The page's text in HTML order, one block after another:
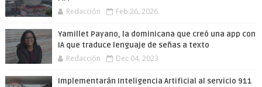
Redacción Feb 26, 2026
Yamillet Payano, la dominicana que creó una app con
IA que traduce lenguaje de señas a texto
Redacción Dec 04, 2023
Implementarán Inteligencia Artificial al servicio 911